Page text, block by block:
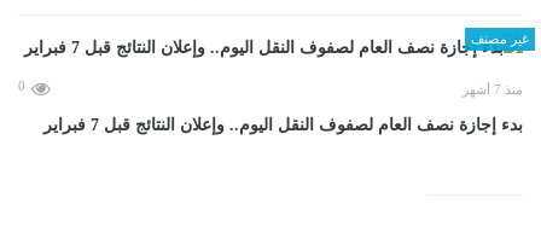
غير مصنف
منذ 7 أشهر 0
بدء إجازة نصف العام لصفوف النقل اليوم.. وإعلان النتائج قبل 7 فبراير